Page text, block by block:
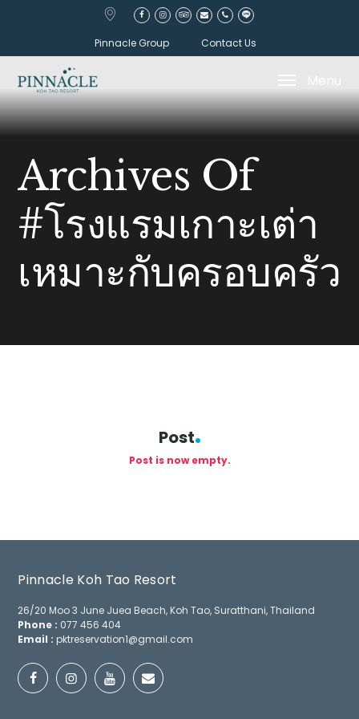
Pinnacle Group Contact Us
Archives Of
#โรงแรมเกาะเต่า
เหมาะกับครอบครัว
Post
Post is now empty.
Pinnacle Koh Tao Resort
26/20 Moo 3 June Juea Beach, Koh Tao, Suratthani, Thailand
Phone : 077 456 404
Email : pktreservation1@gmail.com